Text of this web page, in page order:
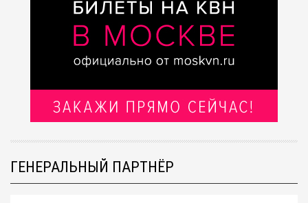
ГЕНЕРАЛЬНЫЙ ПАРТНЁР